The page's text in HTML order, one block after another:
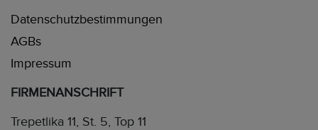
Datenschutzbestimmungen
AGBs
Impressum
FIRMENANSCHRIFT
Trepetlika 11, St. 5, Top 11